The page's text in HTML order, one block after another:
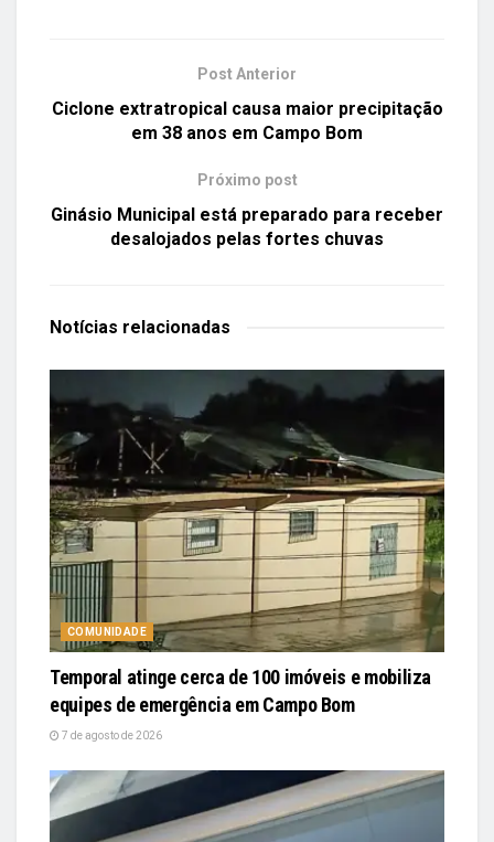
Post Anterior
Ciclone extratropical causa maior precipitação
em 38 anos em Campo Bom
Próximo post
Ginásio Municipal está preparado para receber
desalojados pelas fortes chuvas
Notícias relacionadas
COMUNIDADE
Temporal atinge cerca de 100 imóveis e mobiliza
equipes de emergência em Campo Bom
7 de agosto de 2026